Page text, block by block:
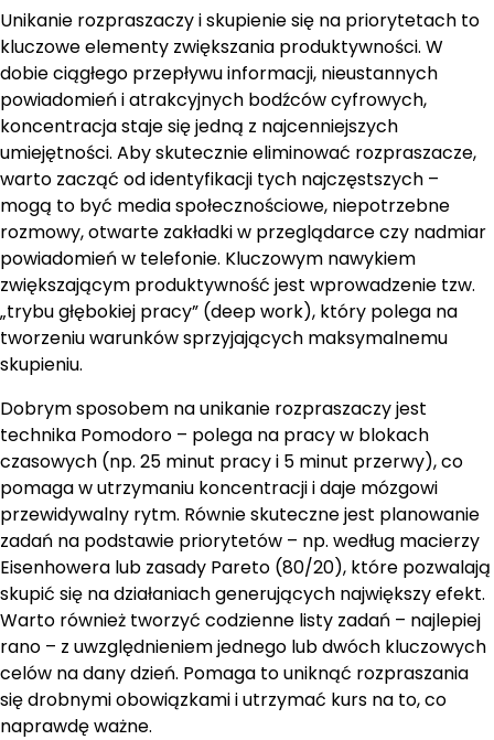
Unikanie rozpraszaczy i skupienie się na priorytetach to
kluczowe elementy zwiększania produktywności. W
dobie ciągłego przepływu informacji, nieustannych
powiadomień i atrakcyjnych bodźców cyfrowych,
koncentracja staje się jedną z najcenniejszych
umiejętności. Aby skutecznie eliminować rozpraszacze,
warto zacząć od identyfikacji tych najczęstszych –
mogą to być media społecznościowe, niepotrzebne
rozmowy, otwarte zakładki w przeglądarce czy nadmiar
powiadomień w telefonie. Kluczowym nawykiem
zwiększającym produktywność jest wprowadzenie tzw.
„trybu głębokiej pracy” (deep work), który polega na
tworzeniu warunków sprzyjających maksymalnemu
skupieniu.
Dobrym sposobem na unikanie rozpraszaczy jest
technika Pomodoro – polega na pracy w blokach
czasowych (np. 25 minut pracy i 5 minut przerwy), co
pomaga w utrzymaniu koncentracji i daje mózgowi
przewidywalny rytm. Równie skuteczne jest planowanie
zadań na podstawie priorytetów – np. według macierzy
Eisenhowera lub zasady Pareto (80/20), które pozwalają
skupić się na działaniach generujących największy efekt.
Warto również tworzyć codzienne listy zadań – najlepiej
rano – z uwzględnieniem jednego lub dwóch kluczowych
celów na dany dzień. Pomaga to uniknąć rozpraszania
się drobnymi obowiązkami i utrzymać kurs na to, co
naprawdę ważne.